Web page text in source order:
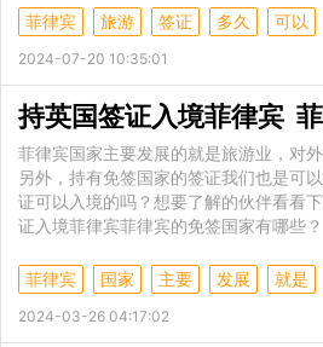
菲律宾 旅游 签证 多久 可以
2024-07-20 10:35:01
菲律宾国家主要发展的就是旅游业，对
另外，持有免签国家的签证我们也是可
证可以入境的吗？想要了解的伙伴看看
证入境菲律宾菲律宾的免签国家有哪些？
菲律宾 国家 主要 发展 就是
2024-03-26 04:17:02